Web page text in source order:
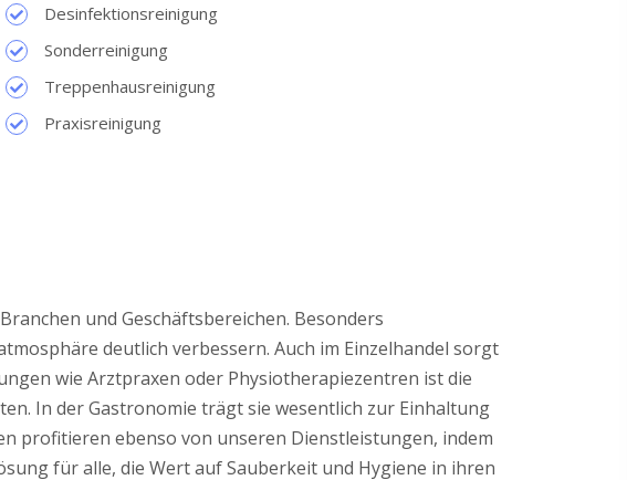
Desinfektionsreinigung
Sonderreinigung
Treppenhausreinigung
Praxisreinigung
und Geschäftsbereichen. Besonders
deutlich verbessern. Auch im Einzelhandel sorgt
wie Arztpraxen oder Physiotherapiezentren ist die
In der Gastronomie trägt sie wesentlich zur Einhaltung
profitieren ebenso von unseren Dienstleistungen, indem
für alle, die Wert auf Sauberkeit und Hygiene in ihren